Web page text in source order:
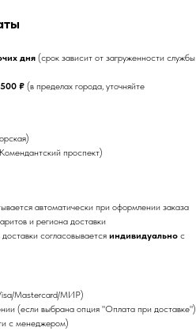
дня (срок зависит от загруженности службы
₽ (в пределах города, уточняйте
проспект)
автоматически при оформлении заказа
и региона доставки
согласовывается индивидуально с
Mastercard/МИР)
(если выбрана опция "Оплата при доставке")
с менеджером)